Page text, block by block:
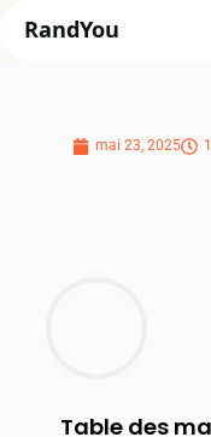
mai 23, 2025
Table des